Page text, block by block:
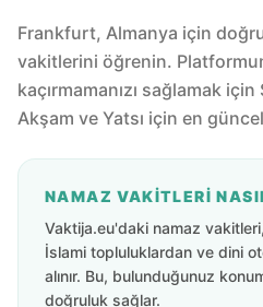
Frankfurt, Almanya için
vakitlerini öğrenin.
kaçırmamanızı sağlamak
Akşam ve Yatsı için en
NAMAZ VAKITLERI
Vaktija.eu'daki namaz
İslami topluluklardan ve dini
alınır. Bu, bulunduğunuz
doğruluk sağlar.